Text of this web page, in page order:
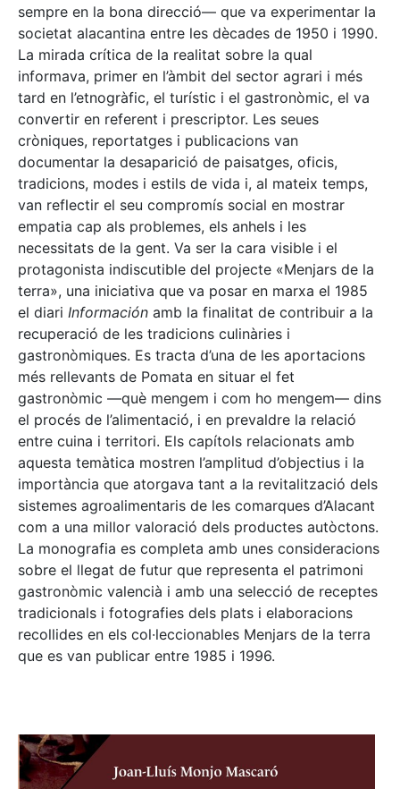
sempre en la bona direcció— que va experimentar la
societat alacantina entre les dècades de 1950 i 1990.
La mirada crítica de la realitat sobre la qual
informava, primer en l’àmbit del sector agrari i més
tard en l’etnogràfic, el turístic i el gastronòmic, el va
convertir en referent i prescriptor. Les seues
cròniques, reportatges i publicacions van
documentar la desaparició de paisatges, oficis,
tradicions, modes i estils de vida i, al mateix temps,
van reflectir el seu compromís social en mostrar
empatia cap als problemes, els anhels i les
necessitats de la gent. Va ser la cara visible i el
protagonista indiscutible del projecte «Menjars de la
terra», una iniciativa que va posar en marxa el 1985
el diari Información amb la finalitat de contribuir a la
recuperació de les tradicions culinàries i
gastronòmiques. Es tracta d’una de les aportacions
més rellevants de Pomata en situar el fet
gastronòmic —què mengem i com ho mengem— dins
el procés de l’alimentació, i en prevaldre la relació
entre cuina i territori. Els capítols relacionats amb
aquesta temàtica mostren l’amplitud d’objectius i la
importància que atorgava tant a la revitalització dels
sistemes agroalimentaris de les comarques d’Alacant
com a una millor valoració dels productes autòctons.
La monografia es completa amb unes consideracions
sobre el llegat de futur que representa el patrimoni
gastronòmic valencià i amb una selecció de receptes
tradicionals i fotografies dels plats i elaboracions
recollides en els col·leccionables Menjars de la terra
que es van publicar entre 1985 i 1996.